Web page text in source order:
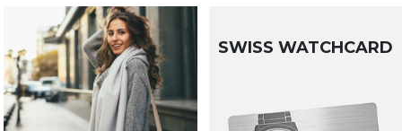
SWISS WATCHCARD